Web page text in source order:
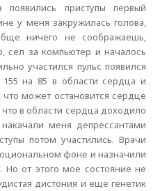
приступы первый
у меня закружилась голова,
ничего не соображаешь,
сел за компьютер и началось
участился пульс появился
на 85 в области сердца и
может остановится сердце
в области сердца доходило
меня депрессантами
потом участились. Врачи
фоне и назначили
Но от этого мое состояние не
дистония и еще генетик